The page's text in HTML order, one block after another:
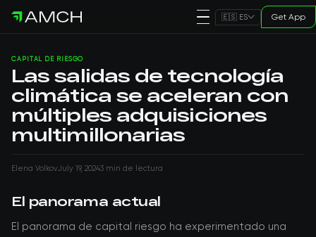
🇪🇸 ES Get App
CAPITAL DE RIESGO
Las salidas de tecnología
climática se aceleran con
múltiples adquisiciones
multimillonarias
Elena VolkovJuly 19, 20243 min de lectura
El panorama actual
El panorama de capital riesgo ha experimentado una